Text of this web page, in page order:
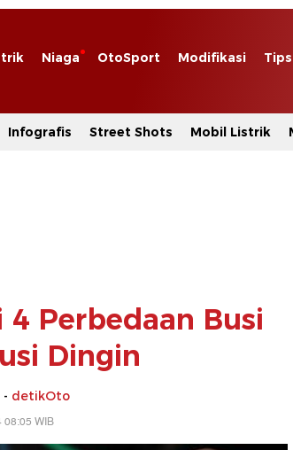
Niaga OtoSport Modifikasi
Infografis Street Shots Mobil Listrik
Perbedaan Busi
Dingin
detikOto
08:05 WIB